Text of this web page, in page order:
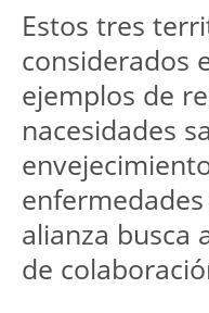
Estos tres
considerados
ejemplos de
nacesidades
alianza busca
de